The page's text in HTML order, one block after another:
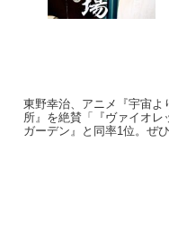
東野幸治、アニメ『宇宙よ
所』を絶賛「『ヴァイオレ
ガーデン』と同率1位。ぜ